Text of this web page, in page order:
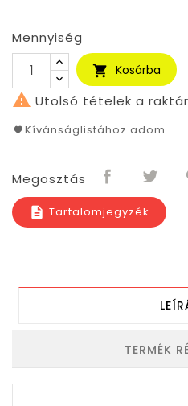
Mennyiség
 Kosárba
 Utolsó tételek a
Kívánságlistához adom
Megosztás
description Tartalomjegyzék
TERMÉK